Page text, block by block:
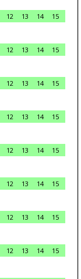
12 13 14
15
12 13 14
15
12 13 14
15
12 13 14
15
12 13 14
15
12 13 14
15
12 13 14
15
12 13 14
15